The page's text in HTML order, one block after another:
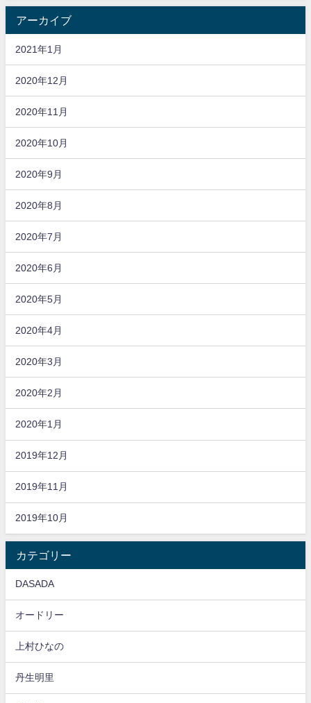
アーカイブ
2021年1月
2020年12月
2020年11月
2020年10月
2020年9月
2020年8月
2020年7月
2020年6月
2020年5月
2020年4月
2020年3月
2020年2月
2020年1月
2019年12月
2019年11月
2019年10月
カテゴリー
DASADA
オードリー
上村ひなの
丹生明里